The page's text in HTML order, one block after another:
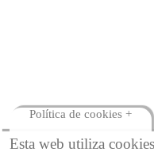
Esta web utiliza
Política de cookies +